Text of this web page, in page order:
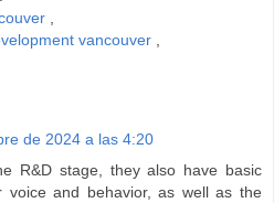
vancouver
de 2024 a las 4:20
R&D stage, they also have basic
voice and behavior, as well as the